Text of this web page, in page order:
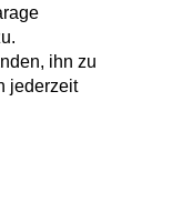
ihn zu
jederzeit